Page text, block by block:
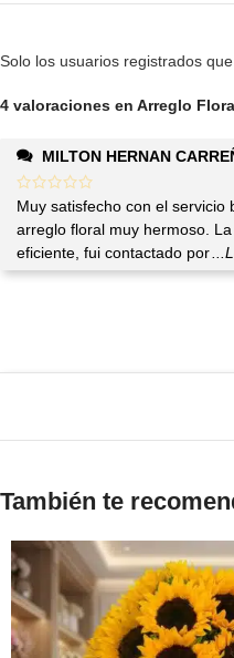
4 valoraciones en Arreglo
MILTON HERNAN
Muy satisfecho con el servicio
arreglo floral muy hermoso.
eficiente, fui contactado por
Solo los usuarios registrados
También te